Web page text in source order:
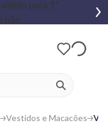
ver
Vestidos e Macacões